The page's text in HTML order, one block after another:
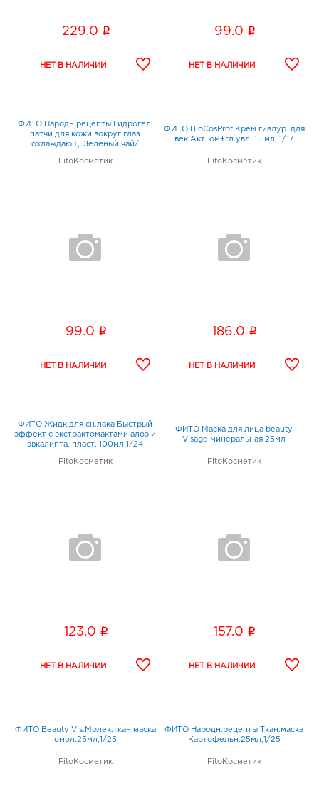
229.0 i 99.0 i
ФИТО Народн.рецепты Гидрогел.
патчи для кожи вокруг глаз
охлаждающ. Зеленый чай/
FitoКосметик
99.0 i
ФИТО BioCosProf Крем гиалур. для
век Акт. ом+гл.увл. 15 мл, 1/17
FitoКосметик
186.0 i
ФИТО Жидк.для сн.лака Быстрый
эффект с экстрактомактами алоэ и
эвкалипта, пласт.,100мл,1/24
FitoКосметик
123.0 i
ФИТО Маска для лица beauty
Visage минеральная 25мл
FitoКосметик
157.0 i
ФИТО Beauty Vis.Молек.ткан.маска
омол.25мл,1/25
FitoКосметик
ФИТО Народн.рецепты Ткан.маска
Картофельн.25мл,1/25
FitoКосметик